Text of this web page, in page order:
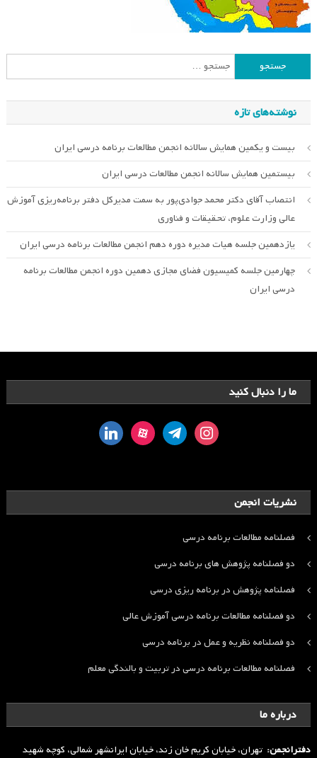
جستجو
برای:
نوشته‌های تازه
بیست و یکمین همایش سالانه انجمن مطالعات برنامه درسی ایران
بیستمین همایش سالانه انجمن مطالعات درسی ایران
انتصاب آقای دکتر محمد جوادی‌پور به سمت مدیرکل دفتر برنامه‌ریزی آموزش
عالی وزارت علوم، تحقیقات و فناوری
یازدهمین جلسه هیات مدیره دوره دهم انجمن مطالعات برنامه درسی ایران
چهارمین جلسه کمیسیون فضای مجازی دهمین دوره انجمن مطالعات برنامه
درسی ایران
ما را دنبال کنید
instagram
telegram
aparat
linkedin
نشریات انجمن
فصلنامه مطالعات برنامه درسی
دو فصلنامه پژوهش های برنامه درسی
فصلنامه پژوهش در برنامه ریزی درسی
دو فصلنامه مطالعات برنامه درسی آموزش عالی
دو فصلنامه نظریه و عمل در برنامه درسی
فصلنامه مطالعات برنامه درسی در تربیت و بالندگی معلم
درباره ما
دفترانجمن: تهران، خیابان کریم خان زند، خیابان ایرانشهر شمالی، کوچه شهید